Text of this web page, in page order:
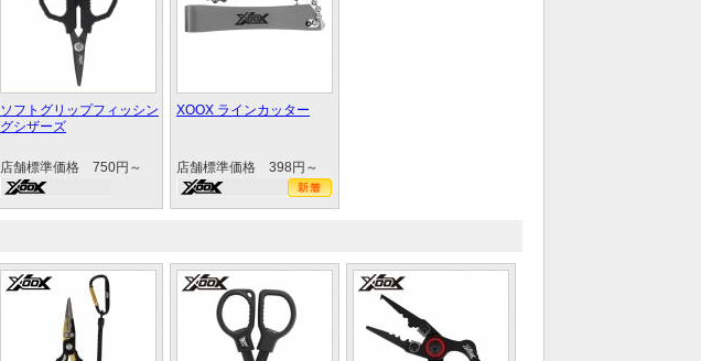
ソフトグリップフィッシン
グシザーズ
店舗標準価格 750円～
XOOX ラインカッター
店舗標準価格 398円～